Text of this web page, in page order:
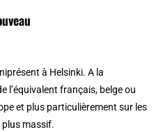
à Helsinki. A la
l’équivalent français, belge ou
et plus particulièrement sur les
plus massif.